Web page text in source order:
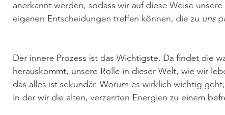
anerkannt werden, sodass wir auf diese Weise
eigenen Entscheidungen treffen können, die zu uns
Der innere Prozess ist das Wichtigste. Da findet die
herauskommt, unsere Rolle in dieser Welt, wie wir
das alles ist sekundär. Worum es wirklich wichtig
in der wir die alten, verzerrten Energien zu einem